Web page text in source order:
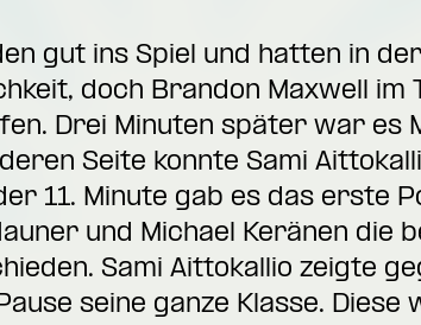
gut ins Spiel und hatten in
doch Brandon Maxwell
Drei Minuten später war es
Seite konnte Sami
11. Minute gab es das erste
und Michael Keränen die
Sami Aittokallio zeigte
seine ganze Klasse.